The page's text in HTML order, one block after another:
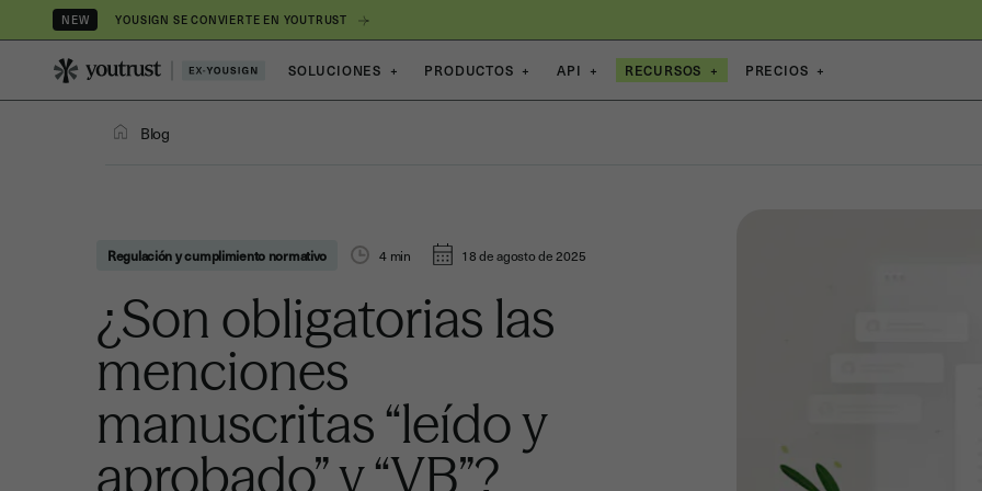
NEW YOUSIGN SE CONVIERTE EN YOUTRUST
SOLUCIONES + PRODUCTOS + API + RECURSOS + PRECIOS +
Blog
Regulación y cumplimiento normativo 4min 18 de agosto de 2025
¿Son obligatorias las
menciones
manuscritas “leído y
aprobado” y “VB”?